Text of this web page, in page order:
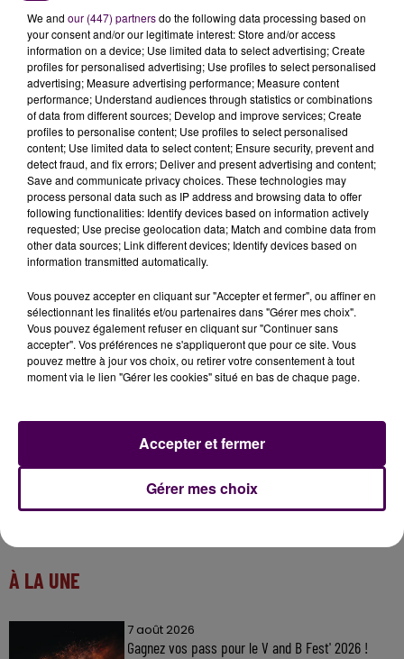
l’habitat, notamment grâce à la complicité d’un
agent commercial qui recueillait les photocopies
des documents personnels de ses clients"
expliquent les services judiciaires sarthois.
LE PROCÈS DOIT SE TENIR LE 5 NOVEMBRE
Les perquisitions réalisées aux domiciles des intéressés
ont permis la saisie de plusieurs documents comme
autant de preuves de culpabilité :"Chacun avait un
rôle bien précis"précise-t-on, en indiquant quecinq
des protagonistes ont été placés sous contrôle
judiciaireet quele sixième, apparaissant comme
jusqu'au procès qui doit se tenir le 5 novembre
devant le tribunal correctionnel du Mans. Les peines
encourues pour de tels faits vont théoriquement
jusqu’à dix années d’emprisonnement.
À LA UNE
7 août 2026
Gagnez vos pass pour le V and B Fest' 2026 !
We and our (447) partnersdo the following data processing based on
your consent and/or our legitimate interest: Store and/or access
information on a device; Use limited data to select advertising; Create
profiles for personalised advertising; Use profiles to select personalised
advertising; Measure advertising performance; Measure content
performance; Understand audiences through statistics or combinations
of data from different sources; Develop and improve services; Create
profiles to personalise content; Use profiles to select personalised
content; Use limited data to select content; Ensure security, prevent and
detect fraud, and fix errors; Deliver and present advertising and content;
Save and communicate privacy choices. These technologies may
process personal data such as IP address and browsing data to offer
following functionalities: Identify devices based on information actively
requested; Use precise geolocation data; Match and combine data from
other data sources; Link different devices; Identify devices based on
information transmitted automatically.
Vous pouvez accepter en cliquant sur "Accepter et fermer", ou affiner en
sélectionnant les finalités et/ou partenaires dans "Gérer mes choix".
Vous pouvez également refuser en cliquant sur "Continuer sans
accepter". Vos préférences ne s'appliqueront que pour ce site. Vous
pouvez mettre à jour vos choix, ou retirer votre consentement à tout
moment via le lien "Gérer les cookies" situé en bas de chaque page.
Gérer mes choix
Accepter et fermer